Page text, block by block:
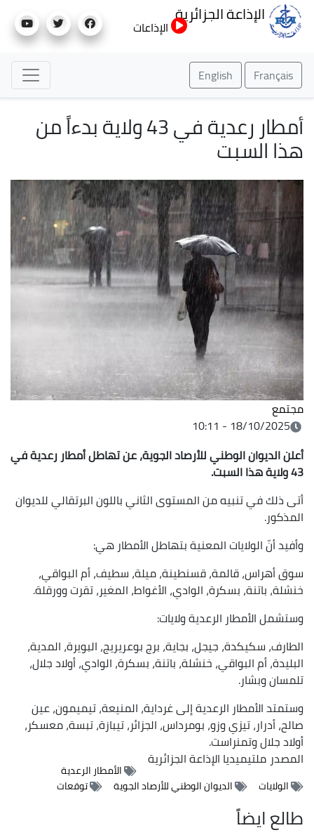
إلى
الإذاعة الجزائرية
الإذاعات
Français
English
أمطار رعدية في 43 ولاية بدءاً من
هذا السبت
مجتمع
18/10/2025 - 10:11
أعلن الديوان الوطني للأرصاد الجوية، عن تهاطل أمطار رعدية في
43 ولاية هذا السبت
.
أتى ذلك في تنبيه من المستوى الثاني باللون البرتقالي للديوان
المذكور.
وأفيد أنّ الولايات المعنية بتهاطل الأمطار هي:
سوق أهراس، قالمة، قسنطينة، ميلة، سطيف، أم البواقي،
خنشلة، باتنة، بسكرة، الوادي، الأغواط، المغير، تقرت وورقلة.
وستشمل الأمطار الرعدية ولايات:
الطارف، سكيكدة، جيجل، بجاية، برج بوعريريج، البويرة، المدية،
البليدة، أم البواقي، خنشلة، باتنة، بسكرة، الوادي، أولاد جلال،
تلمسان وبشار.
وستمتد الأمطار الرعدية إلى غرداية، المنيعة، تيميمون، عين
صالح، أدرار، تيزي وزو، بومرداس، الجزائر، تيبازة، تبسة، معسكر،
أولاد جلال وتمنراست.
المصدرملتيميديا الإذاعة الجزائرية
الأمطار الرعدية
الولايات
الديوان الوطني للأرصاد الجوية توقعات
طالع ايضاً